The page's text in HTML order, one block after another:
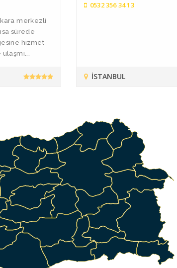
merkezli
sürede
hizmet
0532 356 34 13
İSTANBUL